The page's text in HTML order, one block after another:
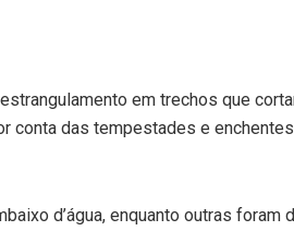
em trechos que
conta das tempestades e
d’água, enquanto outras foram